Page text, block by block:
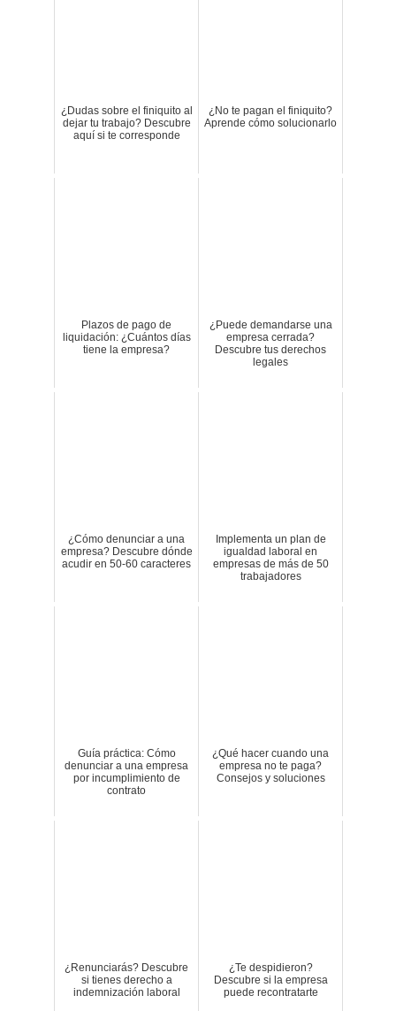
¿Dudas sobre el finiquito al
dejar tu trabajo? Descubre
aquí si te corresponde
¿No te pagan el finiquito?
Aprende cómo solucionarlo
Plazos de pago de
liquidación: ¿Cuántos días
tiene la empresa?
¿Puede demandarse una
empresa cerrada?
Descubre tus derechos
legales
¿Cómo denunciar a una
empresa? Descubre dónde
acudir en 50-60 caracteres
Implementa un plan de
igualdad laboral en
empresas de más de 50
trabajadores
Guía práctica: Cómo
denunciar a una empresa
por incumplimiento de
contrato
¿Qué hacer cuando una
empresa no te paga?
Consejos y soluciones
¿Renunciarás? Descubre
si tienes derecho a
indemnización laboral
¿Te despidieron?
Descubre si la empresa
puede recontratarte